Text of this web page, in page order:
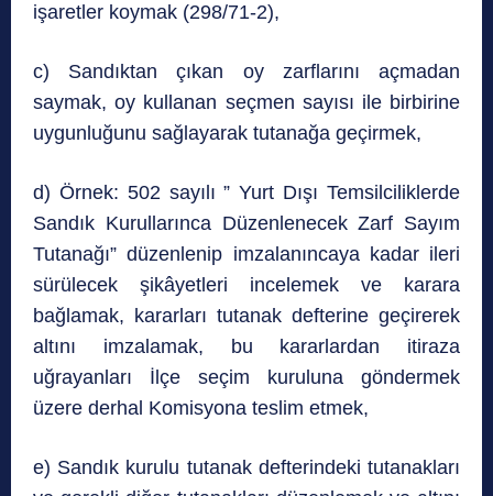
işaretler koymak (298/71-2),
c) Sandıktan çıkan oy zarflarını açmadan
saymak, oy kullanan seçmen sayısı ile birbirine
uygunluğunu sağlayarak tutanağa geçirmek,
d) Örnek: 502 sayılı ” Yurt Dışı Temsilciliklerde
Sandık Kurullarınca Düzenlenecek Zarf Sayım
Tutanağı” düzenlenip imzalanıncaya kadar ileri
sürülecek şikâyetleri incelemek ve karara
bağlamak, kararları tutanak defterine geçirerek
altını imzalamak, bu kararlardan itiraza
uğrayanları İlçe seçim kuruluna göndermek
üzere derhal Komisyona teslim etmek,
e) Sandık kurulu tutanak defterindeki tutanakları